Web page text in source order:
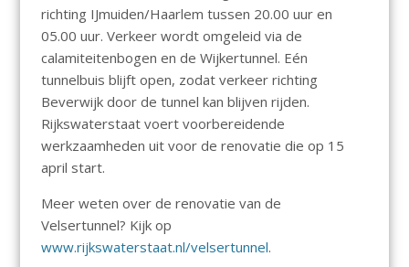
richting IJmuiden/Haarlem tussen 20.00 uur en
05.00 uur. Verkeer wordt omgeleid via de
calamiteitenbogen en de Wijkertunnel. Eén
tunnelbuis blijft open, zodat verkeer richting
Beverwijk door de tunnel kan blijven rijden.
Rijkswaterstaat voert voorbereidende
werkzaamheden uit voor de renovatie die op 15
april start.
Meer weten over de renovatie van de
Velsertunnel? Kijk op
www.rijkswaterstaat.nl/velsertunnel.